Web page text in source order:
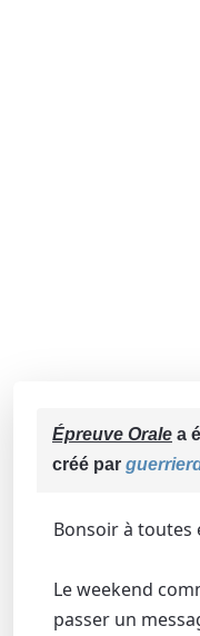
Épreuve Orale a
créé par
Bonsoir à toutes
Le weekend
passer un